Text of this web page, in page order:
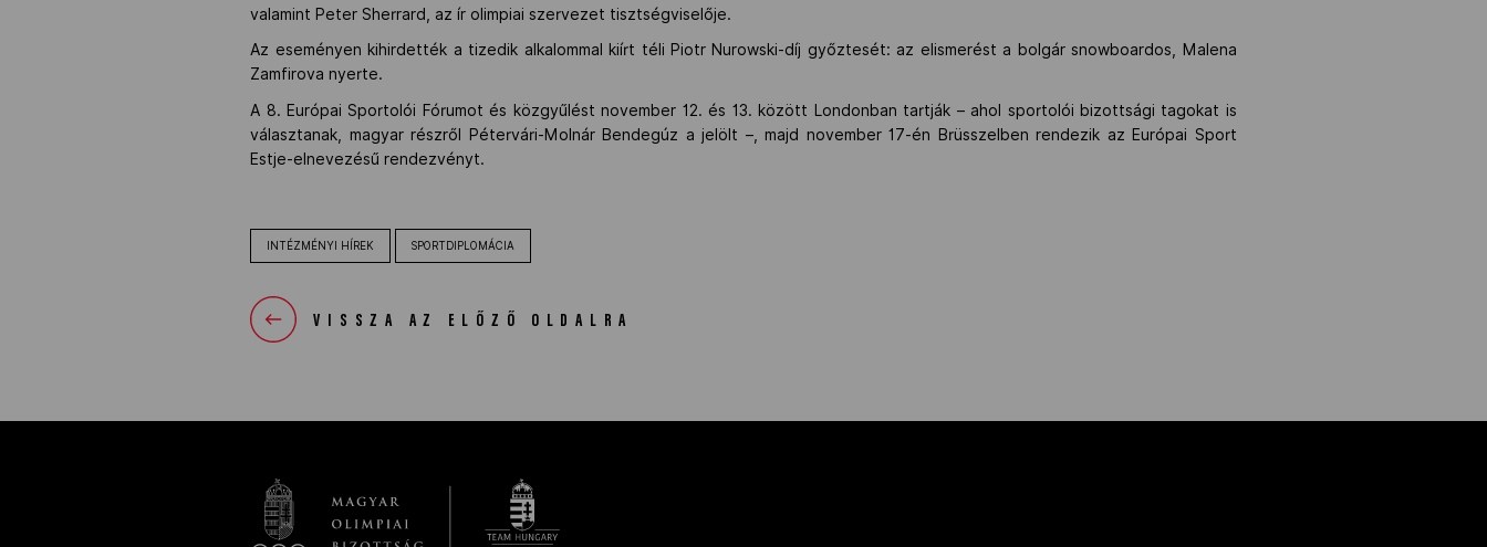
valamint Peter Sherrard, az ír olimpiai szervezet tisztségviselője.
Az eseményen kihirdették a tizedik alkalommal kiírt téli Piotr Nurowski-díj győztesét: az elismerést a bolgár snowboardos, Malena
Zamfirova nyerte.
A 8. Európai Sportolói Fórumot és közgyűlést november 12. és 13. között Londonban tartják – ahol sportolói bizottsági tagokat is
választanak, magyar részről Pétervári-Molnár Bendegúz a jelölt –, majd november 17-én Brüsszelben rendezik az Európai Sport
Estje-elnevezésű rendezvényt.
INTÉZMÉNYI HÍREK SPORTDIPLOMÁCIA
VISSZA AZ ELŐZŐ OLDALRA